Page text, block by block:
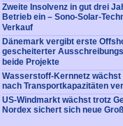
Zweite Insolvenz in gut drei
Betrieb ein – Sono-Solar-
Verkauf
Dänemark vergibt erste
gescheiterter
beide Projekte
Wasserstoff-Kernnetz
nach Transportkapazitäten
US-Windmarkt wächst trotz
Nordex sichert sich neue